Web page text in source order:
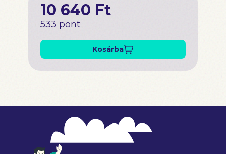
10 640 Ft
533 pont
Kosárba